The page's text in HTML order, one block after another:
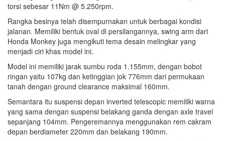
torsi sebesar 11Nm @ 5.250rpm.
Rangka besinya telah disempurnakan untuk berbagai kondisi
jalanan. Memiliki bentuk oval di persilangannya, swing arm dari
Honda Monkey juga mengikuti tema desain melingkar yang
menjadi ciri khas model ini.
Model ini memiliki jarak sumbu roda 1.155mm, dengan bobot
ringan yaitu 107kg dan ketinggian jok 776mm dari permukaan
tanah dengan ground clearance maksimal 160mm.
Semantara itu suspensi depan inverted telescopic memiliki warna
yang sama dengan suspensi belakang ganda dengan axle travel
sepanjang 104mm. Pengeremannya menggunakan rem cakram
depan berdiameter 220mm dan belakang 190mm.